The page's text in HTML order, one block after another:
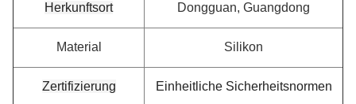
Herkunftsort Dongguan, Guangdong
Material Silikon
Zertifizierung Einheitliche Sicherheitsnormen